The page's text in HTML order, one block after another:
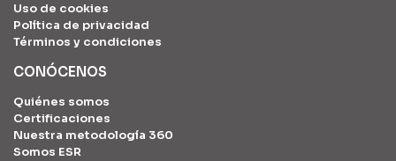
CONÓCENOS
Quiénes somos
Certificaciones
Nuestra metodología 360
Somos ESR
Uso de cookies
Política de privacidad
Términos y condiciones